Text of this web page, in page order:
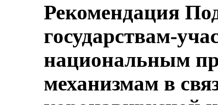
Рекомендация
государствам-
национальным
механизмам в